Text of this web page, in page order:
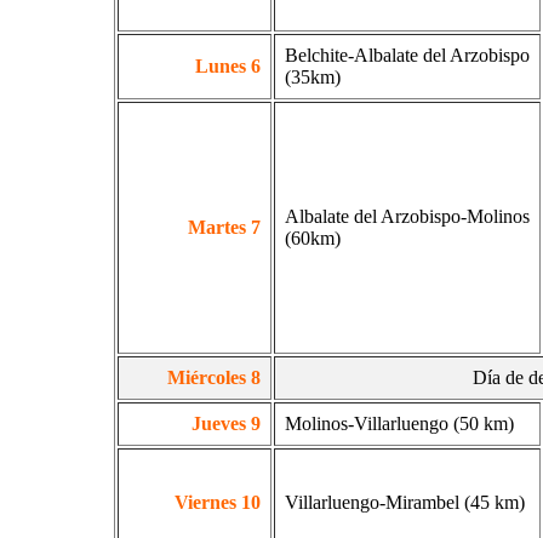
Lunes 6
Belchite-Albalate del Arzobispo
(35km)
Martes 7
Albalate del Arzobispo-Molinos
(60km)
Miércoles 8 Día de
Jueves 9 Molinos-Villarluengo (50 km)
Viernes 10 Villarluengo-Mirambel (45 km)